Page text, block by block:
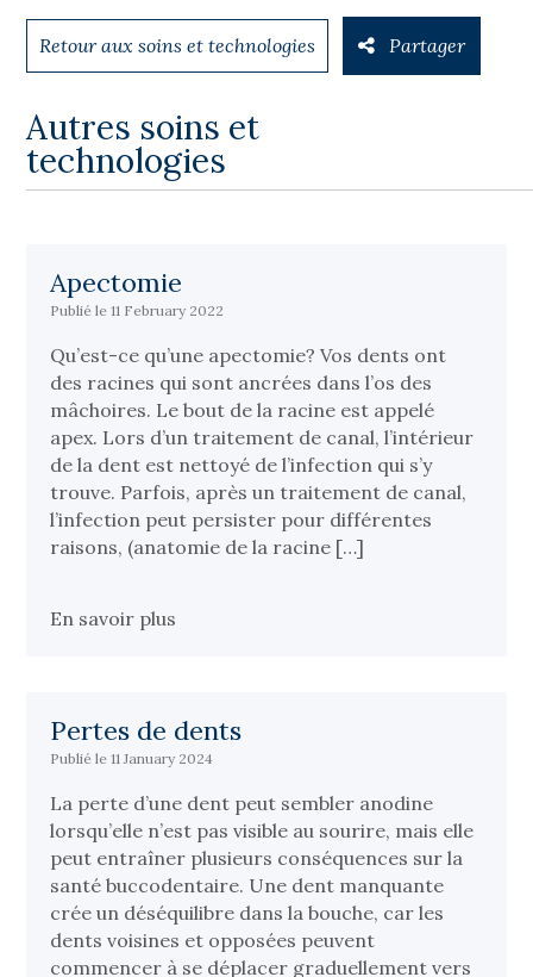
Retour aux soins et technologies Partager
Autres soins et
technologies
Apectomie
Publié le 11 February 2022
Qu’est-ce qu’une apectomie? Vos dents ont
des racines qui sont ancrées dans l’os des
mâchoires. Le bout de la racine est appelé
apex. Lors d’un traitement de canal, l’intérieur
de la dent est nettoyé de l’infection qui s’y
trouve. Parfois, après un traitement de canal,
l’infection peut persister pour différentes
raisons, (anatomie de la racine […]
En savoir plus
Pertes de dents
Publié le 11 January 2024
La perte d’une dent peut sembler anodine
lorsqu’elle n’est pas visible au sourire, mais elle
peut entraîner plusieurs conséquences sur la
santé buccodentaire. Une dent manquante
crée un déséquilibre dans la bouche, car les
dents voisines et opposées peuvent
commencer à se déplacer graduellement vers